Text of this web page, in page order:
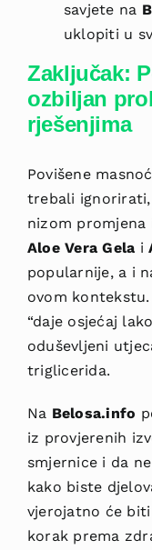
savjete na
uklopiti u
Zaključak:
ozbiljan
rješenjima
Povišene
trebali
nizom promjena
Aloe Vera Gela i
popularnije, a i
ovom
“daje osjećaj
oduševljeni
triglicerida.
Na Belosa.info
iz provjerenih
smjernice i da
kako biste
vjerojatno će
korak prema